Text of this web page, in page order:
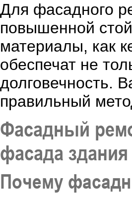
Для фасадного
повышенной
материалы, как
обеспечат не
долговечность.
правильный
Фасадный
фасада здания
Почему